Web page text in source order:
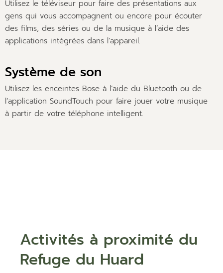
Utilisez le téléviseur pour faire des présentations aux
gens qui vous accompagnent ou encore pour écouter
des films, des séries ou de la musique à l’aide des
applications intégrées dans l’appareil.
Système de son
Utilisez les enceintes Bose à l’aide du Bluetooth ou de
l’application SoundTouch pour faire jouer votre musique
à partir de votre téléphone intelligent.
Activités à proximité du
Refuge du Huard